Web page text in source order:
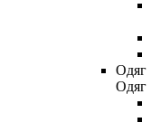
Одяг
Одяг